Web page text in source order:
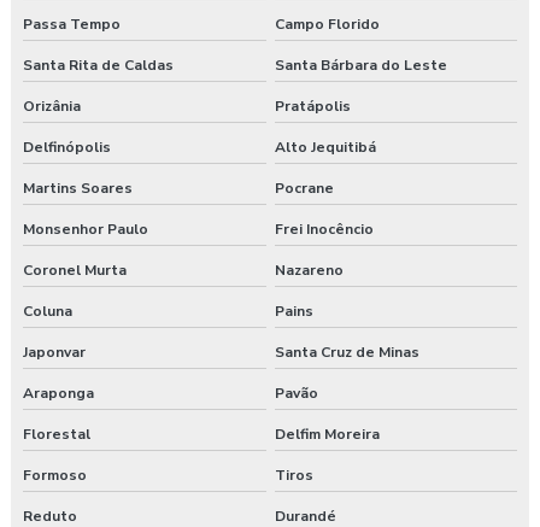
Passa Tempo Campo Florido
Santa Rita de Caldas Santa Bárbara do Leste
Orizânia Pratápolis
Delfinópolis Alto Jequitibá
Martins Soares Pocrane
Monsenhor Paulo Frei Inocêncio
Coronel Murta Nazareno
Coluna Pains
Japonvar Santa Cruz de Minas
Araponga Pavão
Florestal Delfim Moreira
Formoso Tiros
Reduto Durandé